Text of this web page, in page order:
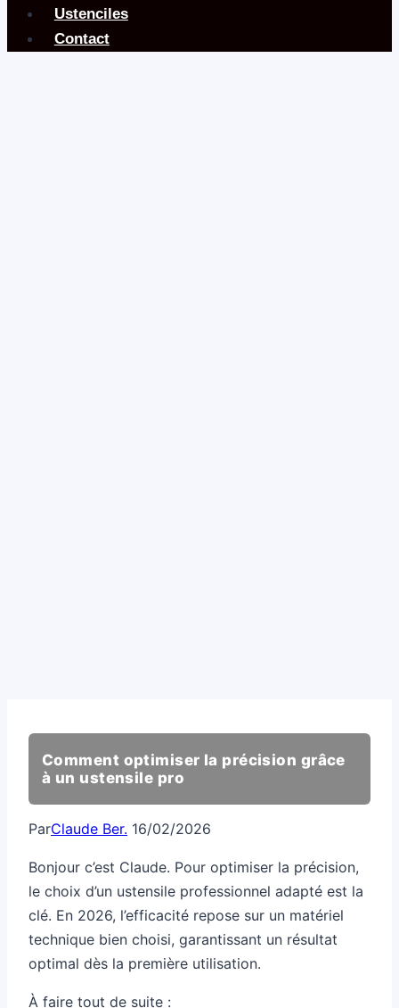
Ustenciles
Contact
Comment optimiser la précision grâce
à un ustensile pro
ParClaude Ber. 16/02/2026
Bonjour c’est Claude. Pour optimiser la précision,
le choix d’un ustensile professionnel adapté est la
clé. En 2026, l’efficacité repose sur un matériel
technique bien choisi, garantissant un résultat
optimal dès la première utilisation.
À faire tout de suite :